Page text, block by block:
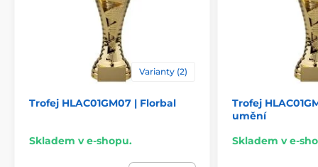
Varianty (2)
Trofej HLAC01GM07 | Florbal
Skladem v e-shopu.
Trofej
umění
Skladem v e-